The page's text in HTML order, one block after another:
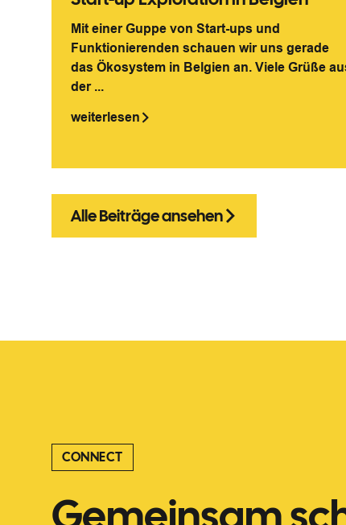
Mit einer Guppe von Start-ups und
Funktionierenden schauen wir uns gerade
das Ökosystem in Belgien an. Viele Grüße
der ...
weiterlesen
Alle Beiträge ansehen
CONNECT